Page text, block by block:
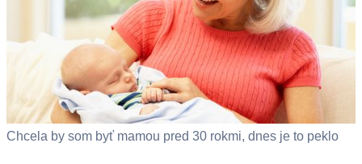
Chcela by som byť mamou pred 30 rokmi, dnes je to peklo